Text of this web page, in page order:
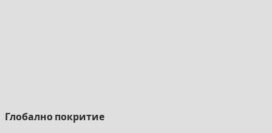
Глобално покритие